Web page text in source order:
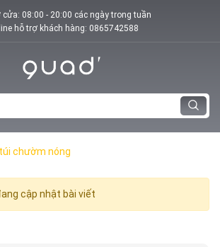
cửa: 08:00 - 20:00 các ngày trong tuần
hỗ trợ khách hàng: 0865742588
chườm nóng
cập nhật bài viết